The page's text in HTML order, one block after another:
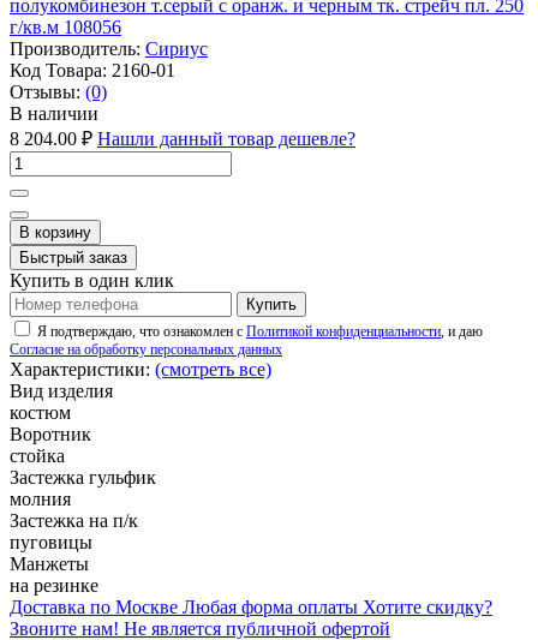
Производитель: Сириус
Код Товара: 2160-01
Отзывы: (0)
В наличии
8 204.00 ₽ Нашли данный товар дешевле?
В корзину
Быстрый заказ
Купить в один клик
Купить
Я подтверждаю, что ознакомлен с Политикой конфиденциальности, и даю
Согласие на обработку персональных данных
Характеристики: (смотреть все)
Вид изделия
костюм
Воротник
стойка
Застежка гульфик
молния
Застежка на п/к
пуговицы
Манжеты
на резинке
Доставка по Москве Любая форма оплаты Хотите скидку?
Звоните нам! Не является публичной офертой